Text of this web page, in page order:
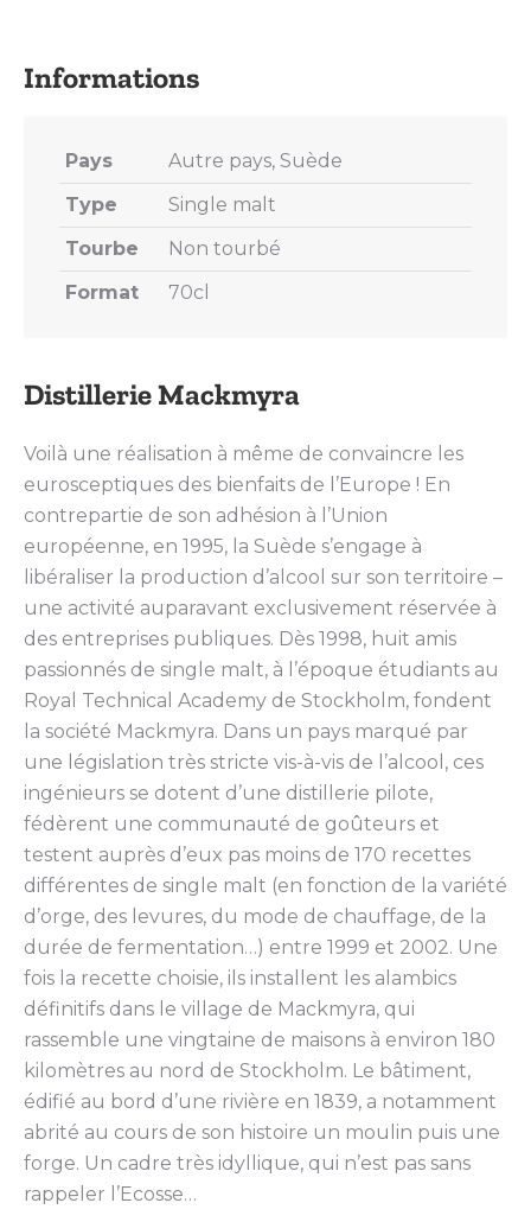
Distillerie Mackmyra
Voilà une réalisation à même de convaincre les
eurosceptiques des bienfaits de l’Europe ! En
contrepartie de son adhésion à l’Union
européenne, en 1995, la Suède s’engage à
libéraliser la production d’alcool sur son territoire –
une activité auparavant exclusivement réservée à
des entreprises publiques. Dès 1998, huit amis
passionnés de single malt, à l’époque étudiants au
Royal Technical Academy de Stockholm, fondent
la société Mackmyra. Dans un pays marqué par
une législation très stricte vis-à-vis de l’alcool, ces
ingénieurs se dotent d’une distillerie pilote,
fédèrent une communauté de goûteurs et
testent auprès d’eux pas moins de 170 recettes
différentes de single malt (en fonction de la variété
d’orge, des levures, du mode de chauffage, de la
durée de fermentation…) entre 1999 et 2002. Une
fois la recette choisie, ils installent les alambics
définitifs dans le village de Mackmyra, qui
rassemble une vingtaine de maisons à environ 180
kilomètres au nord de Stockholm. Le bâtiment,
édifié au bord d’une rivière en 1839, a notamment
abrité au cours de son histoire un moulin puis une
forge. Un cadre très idyllique, qui n’est pas sans
rappeler l’Ecosse…
Pays
Autre pays, Suède
Type
Single malt
Tourbe
Non tourbé
Format
70cl